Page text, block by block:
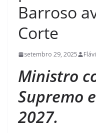
Barroso
Corte
setembro 29, 2025
Ministro
Supremo
2027.